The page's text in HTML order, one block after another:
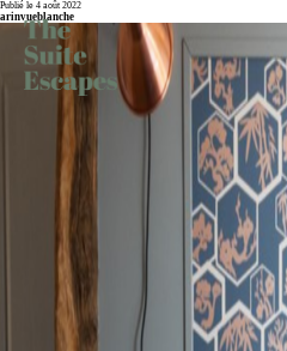
Publié le 4 août 2022
arinvueblanche